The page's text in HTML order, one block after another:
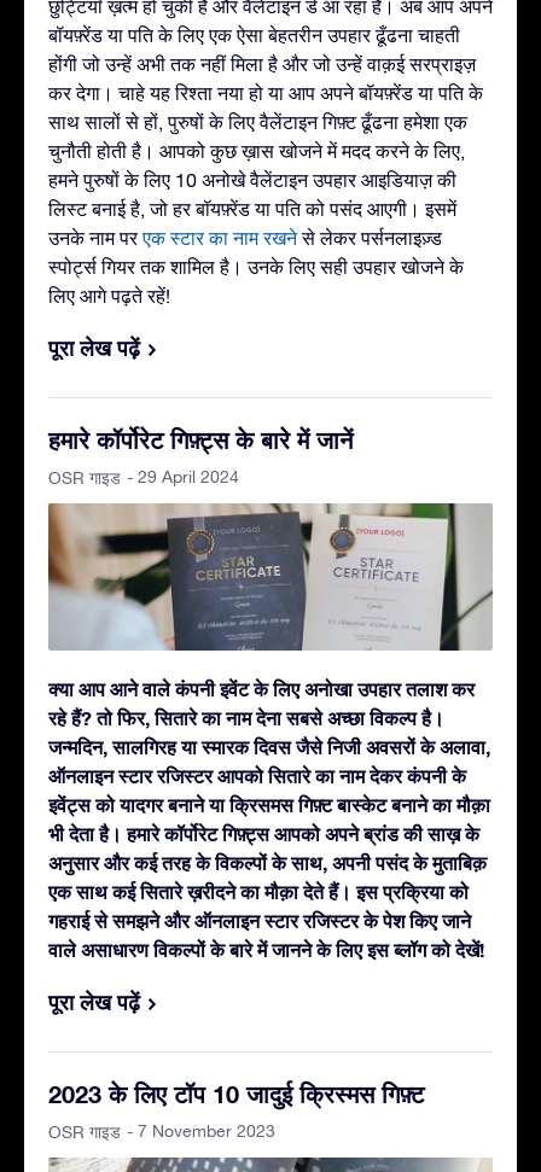
छुट्टियाँ ख़त्म हो चुकी हैं और वैलेंटाइन डे आ रहा है। अब आप अपने
बॉयफ़्रेंड या पति के लिए एक ऐसा बेहतरीन उपहार ढूँढना चाहती
होंगी जो उन्हें अभी तक नहीं मिला है और जो उन्हें वाक़ई सरप्राइज़
कर देगा। चाहे यह रिश्ता नया हो या आप अपने बॉयफ़्रेंड या पति के
साथ सालों से हों, पुरुषों के लिए वैलेंटाइन गिफ़्ट ढूँढना हमेशा एक
चुनौती होती है। आपको कुछ ख़ास खोजने में मदद करने के लिए,
हमने पुरुषों के लिए 10 अनोखे वैलेंटाइन उपहार आइडियाज़ की
लिस्ट बनाई है, जो हर बॉयफ़्रेंड या पति को पसंद आएगी। इसमें
उनके नाम परएक स्टार का नाम रखनेसे लेकर पर्सनलाइज़्ड
स्पोर्ट्स गियर तक शामिल है। उनके लिए सही उपहार खोजने के
लिए आगे पढ़ते रहें!
पूरा लेख पढ़ें
हमारे कॉर्पोरेट गिफ़्ट्स के बारे में जानें
OSR गाइड - 29 April 2024
क्या आप आने वाले कंपनी इवेंट के लिए अनोखा उपहार तलाश कर
रहे हैं? तो फिर, सितारे का नाम देना सबसे अच्छा विकल्प है।
जन्मदिन, सालगिरह या स्मारक दिवस जैसे निजी अवसरों के अलावा,
ऑनलाइन स्टार रजिस्टर आपको सितारे का नाम देकर कंपनी के
इवेंट्स को यादगर बनाने या क्रिसमस गिफ़्ट बास्केट बनाने का मौक़ा
भी देता है। हमारे कॉर्पोरेट गिफ़्ट्स आपको अपने ब्रांड की साख़ के
अनुसार और कई तरह के विकल्पों के साथ, अपनी पसंद के मुताबिक़
एक साथ कई सितारे ख़रीदने का मौक़ा देते हैं। इस प्रक्रिया को
गहराई से समझने और ऑनलाइन स्टार रजिस्टर के पेश किए जाने
वाले असाधारण विकल्पों के बारे में जानने के लिए इस ब्लॉग को देखें!
पूरा लेख पढ़ें
2023 के लिए टॉप 10 जादुई क्रिस्मस गिफ़्ट
OSR गाइड - 7 November 2023